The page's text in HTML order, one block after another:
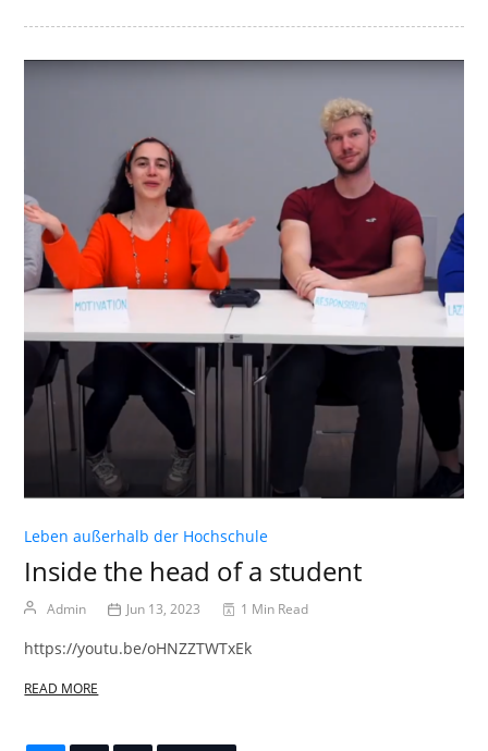
Leben außerhalb der Hochschule
Inside the head of a student
Admin Jun 13, 2023 1 Min Read
https://youtu.be/oHNZZTWTxEk
READ MORE